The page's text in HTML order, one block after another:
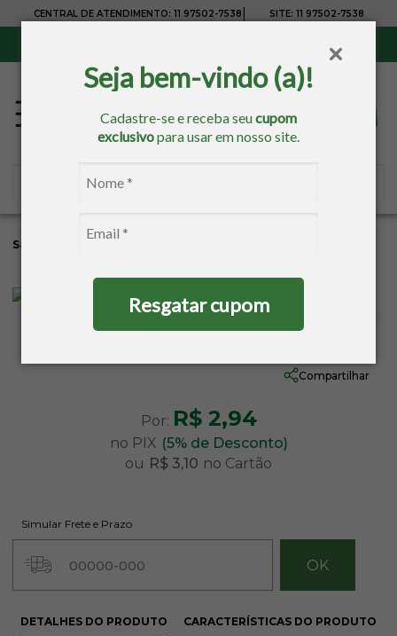
Seja bem-vindo (a)!
Cadastre-se e receba seucupom
exclusivopara usar em nosso site.
Resgatar cupom
CENTRAL DE ATENDIMENTO: 11 97502-7538 SITE: 11 97502-7538
Sacaria
Pincel Chato N:815 - 4 Tigre
Compartilhar
Por: R$ 2,94
no PIX (5% de Desconto)
ou R$ 3,10 no Cartão
Simular Frete e Prazo
DETALHES DO PRODUTO CARACTERÍSTICAS DO PRODUTO